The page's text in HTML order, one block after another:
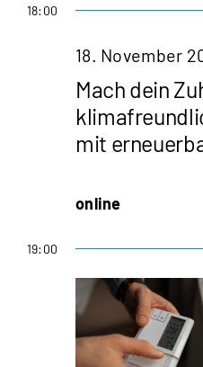
18:00
Mach dein
mit
18. November
online
19:00